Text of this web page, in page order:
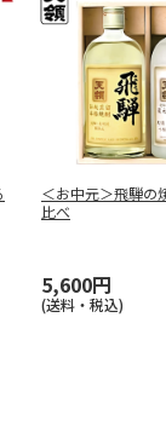
＜お中元＞飛騨の
比べ
5,600円
(送料・税込)